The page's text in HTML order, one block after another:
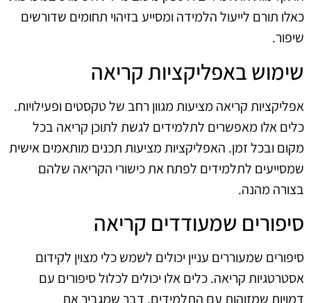
כאלו תורם לייעול הלמידה ומסייע בזיהוי תחומים שדורשים
שיפור.
שימוש באפליקציות קריאה
אפליקציות קריאה מציעות מגוון רחב של טקסטים ופעילויות.
כלים אלו מאפשרים לתלמידים לגשת לתוכן קריאה בכל
מקום ובכל זמן. האפליקציות מציעות תכנים מותאמים אישית
שמסייעים לתלמידים לפתח את כישורי הקריאה שלהם
בצורה מהנה.
סיפורים שמעודדים קריאה
סיפורים שמעוררים עניין יכולים לשמש כלי מצוין לקידום
אסטרטגיות קריאה. כלים אלו יכולים לכלול סיפורים עם
דמויות שמזוהות עם התלמידים, דבר שמגביר את